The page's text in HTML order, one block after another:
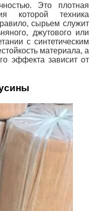
Это плотная
которой техника
сырьем служит
джутового или
с синтетическим
материала, а
эффекта зависит от